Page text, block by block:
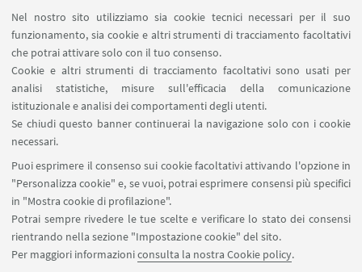
Nel nostro sito utilizziamo sia cookie tecnici necessari per il suo
funzionamento, sia cookie e altri strumenti di tracciamento facoltativi
che potrai attivare solo con il tuo consenso.
Cookie e altri strumenti di tracciamento facoltativi sono usati per
analisi statistiche, misure sull'efficacia della comunicazione
istituzionale e analisi dei comportamenti degli utenti.
Se chiudi questo banner continuerai la navigazione solo con i cookie
necessari.
Puoi esprimere il consenso sui cookie facoltativi attivando l'opzione in
"Personalizza cookie" e, se vuoi, potrai esprimere consensi più specifici
in "Mostra cookie di profilazione".
Potrai sempre rivedere le tue scelte e verificare lo stato dei consensi
rientrando nella sezione "Impostazione cookie" del sito.
Per maggiori informazioniconsulta la nostra Cookie policy.
Area riservata FILO
U-Web Missioni
AlmaEsami
AlmaWifi
Proxy: connessione da remoto
InfoPoint Azzo Gardino
SEGUI UNIBO SU:
APP: